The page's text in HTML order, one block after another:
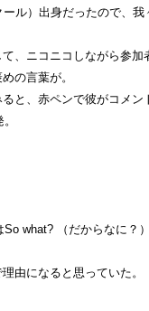
ル）出身だったので、
、ニコニコしながら参加
の言葉が。
と、赤ペンで彼がコメン
what? （だからなに？
由になると思っていた。